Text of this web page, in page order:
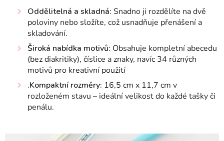
Oddělitelná a skladná: Snadno ji rozdělíte na dvě
poloviny nebo složíte, což usnadňuje přenášení a
skladování.
Široká nabídka motivů: Obsahuje kompletní abecedu
(bez diakritiky), číslice a znaky, navíc 34 různých
motivů pro kreativní použití
.Kompaktní rozměry: 16,5 cm x 11,7 cm v
rozloženém stavu – ideální velikost do každé tašky či
penálu.